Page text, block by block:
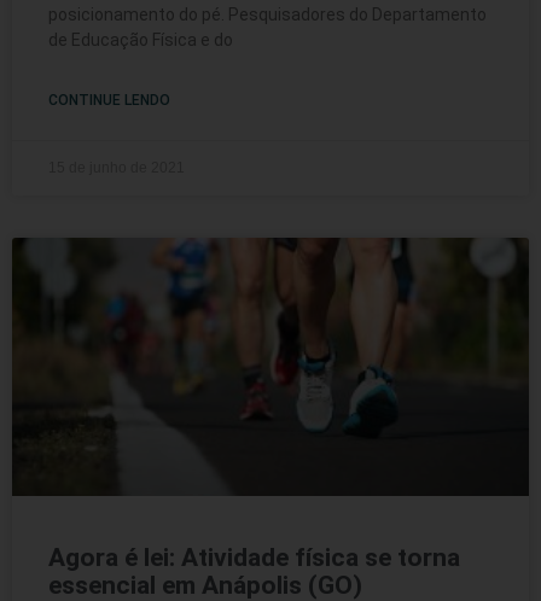
posicionamento do pé. Pesquisadores do Departamento
de Educação Física e do
CONTINUE LENDO
Agora é lei: Atividade física se torna
essencial em Anápolis (GO)